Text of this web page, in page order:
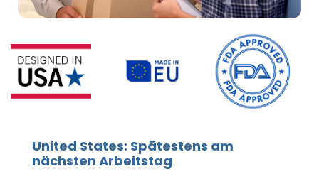
United States: Spätestens am
nächsten Arbeitstag